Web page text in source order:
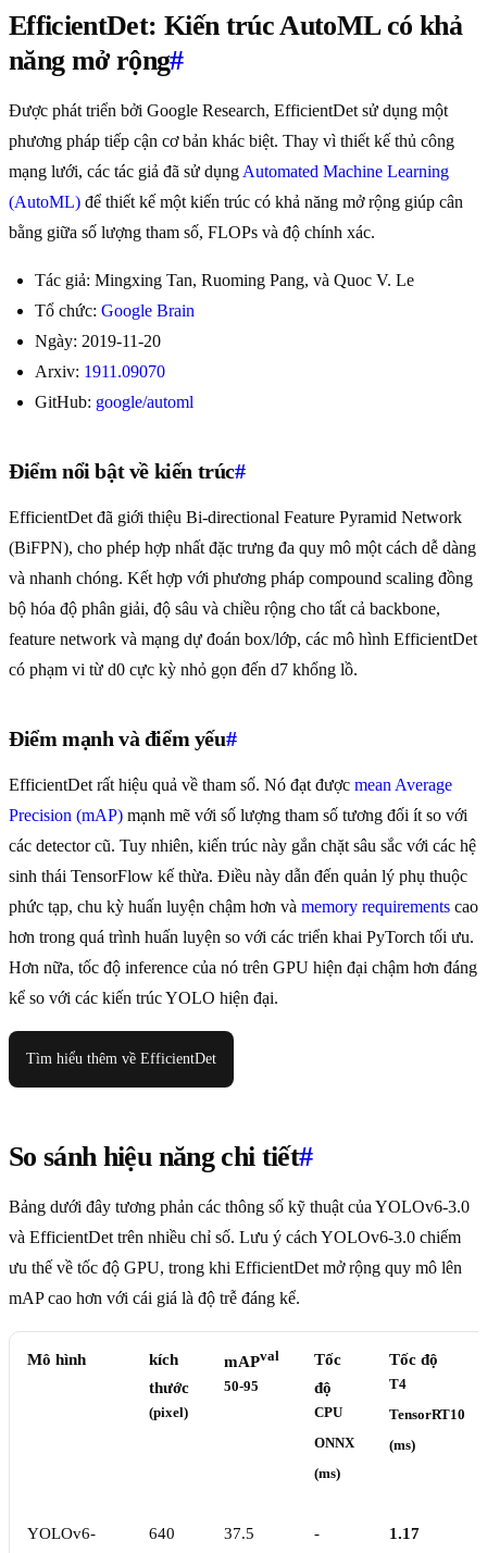
EfficientDet: Kiến trúc AutoML có khả
năng mở rộng#
Được phát triển bởi Google Research, EfficientDet sử dụng một
phương pháp tiếp cận cơ bản khác biệt. Thay vì thiết kế thủ công
mạng lưới, các tác giả đã sử dụng Automated Machine Learning
(AutoML) để thiết kế một kiến trúc có khả năng mở rộng giúp cân
bằng giữa số lượng tham số, FLOPs và độ chính xác.
Tác giả: Mingxing Tan, Ruoming Pang, và Quoc V. Le
Tổ chức: Google Brain
Ngày: 2019-11-20
Arxiv: 1911.09070
GitHub: google/automl
Điểm nổi bật về kiến trúc#
EfficientDet đã giới thiệu Bi-directional Feature Pyramid Network
(BiFPN), cho phép hợp nhất đặc trưng đa quy mô một cách dễ dàng
và nhanh chóng. Kết hợp với phương pháp compound scaling đồng
bộ hóa độ phân giải, độ sâu và chiều rộng cho tất cả backbone,
feature network và mạng dự đoán box/lớp, các mô hình EfficientDet
có phạm vi từ d0 cực kỳ nhỏ gọn đến d7 khổng lồ.
Điểm mạnh và điểm yếu#
EfficientDet rất hiệu quả về tham số. Nó đạt được mean Average
Precision (mAP) mạnh mẽ với số lượng tham số tương đối ít so với
các detector cũ. Tuy nhiên, kiến trúc này gắn chặt sâu sắc với các hệ
sinh thái TensorFlow kế thừa. Điều này dẫn đến quản lý phụ thuộc
phức tạp, chu kỳ huấn luyện chậm hơn và memory requirements cao
hơn trong quá trình huấn luyện so với các triển khai PyTorch tối ưu.
Hơn nữa, tốc độ inference của nó trên GPU hiện đại chậm hơn đáng
kể so với các kiến trúc YOLO hiện đại.
Tìm hiểu thêm về EfficientDet
So sánh hiệu năng chi tiết#
Bảng dưới đây tương phản các thông số kỹ thuật của YOLOv6-3.0
và EfficientDet trên nhiều chỉ số. Lưu ý cách YOLOv6-3.0 chiếm
ưu thế về tốc độ GPU, trong khi EfficientDet mở rộng quy mô lên
mAP cao hơn với cái giá là độ trễ đáng kể.
Mô hình
kích
thước
(pixel)
mAPval
50-95
Tốc
độ
CPU
ONNX
(ms)
Tốc độ
T4
TensorRT10
(ms)
YOLOv6-
640 37.5 - 1.17